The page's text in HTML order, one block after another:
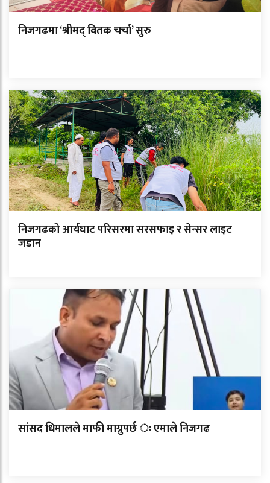
निजगढमा ‘श्रीमद् वितक चर्चा’ सुरु
निजगढको आर्यघाट परिसरमा सरसफाइ र सेन्सर लाइट
जडान
सांसद धिमालले माफी माग्नुपर्छ ः एमाले निजगढ